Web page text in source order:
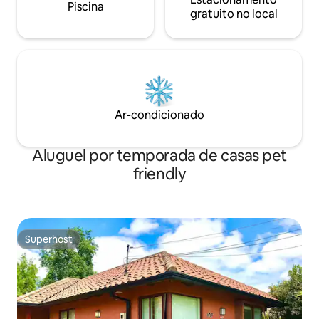
Piscina
gratuito no local
Ar-condicionado
Aluguel por temporada de casas pet
friendly
Superhost
Superhost